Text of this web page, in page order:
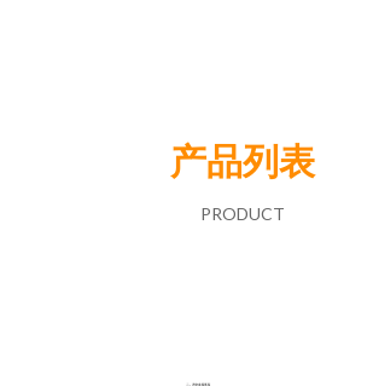
产品列表
PRODUCT